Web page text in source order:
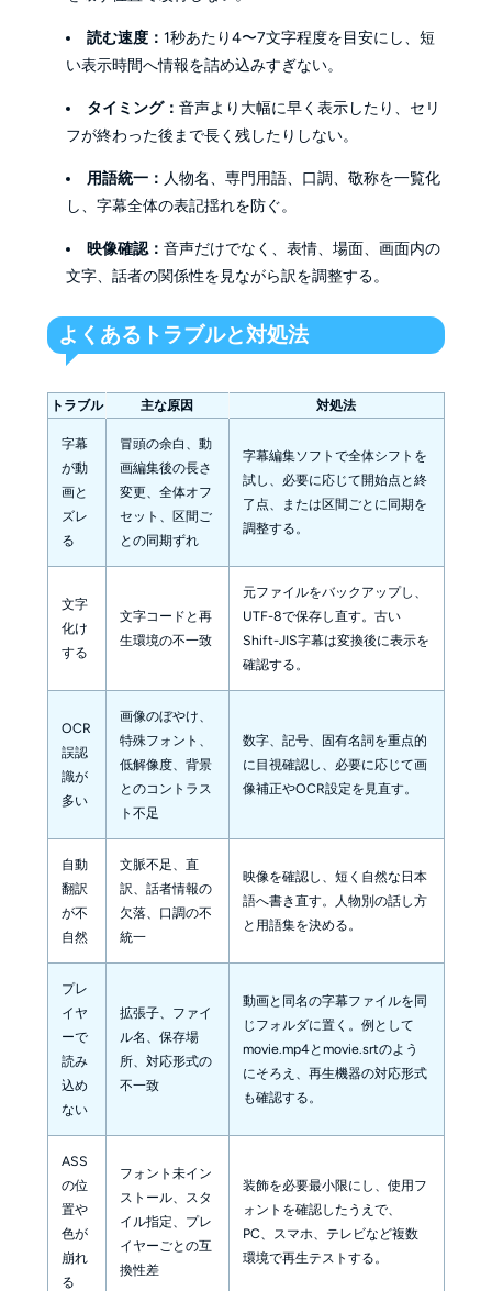
読む速度：1秒あたり4〜7文字程度を目安にし、短
い表示時間へ情報を詰め込みすぎない。
タイミング：音声より大幅に早く表示したり、セリ
フが終わった後まで長く残したりしない。
用語統一： 人物名、専門用語、口調、敬称を一覧化
し、字幕全体の表記揺れを防ぐ。
映像確認：音声だけでなく、表情、場面、画面内の
文字、話者の関係性を見ながら訳を調整する。
よくあるトラブルと対処法
トラブル 主な原因 対処法
字幕
が動
画と
ズレ
る
冒頭の余白、動
画編集後の長さ
変更、全体オフ
セット、区間ご
との同期ずれ
字幕編集ソフトで全体シフトを
試し、必要に応じて開始点と終
了点、または区間ごとに同期を
調整する。
文字
化け
する
文字コードと再
生環境の不一致
元ファイルをバックアップし、
UTF-8で保存し直す。古い
Shift-JIS字幕は変換後に表示を
確認する。
OCR
誤認
識が
多い
画像のぼやけ、
特殊フォント、
低解像度、背景
とのコントラス
ト不足
数字、記号、固有名詞を重点的
に目視確認し、必要に応じて画
像補正やOCR設定を見直す。
自動
翻訳
が不
自然
文脈不足、直
訳、話者情報の
欠落、口調の不
統一
映像を確認し、短く自然な日本
語へ書き直す。人物別の話し方
と用語集を決める。
プレ
イヤ
ーで
読み
込め
ない
拡張子、ファイ
ル名、保存場
所、対応形式の
不一致
動画と同名の字幕ファイルを同
じフォルダに置く。例として
movie.mp4とmovie.srtのよう
にそろえ、再生機器の対応形式
も確認する。
ASS
の位
置や
色が
崩れ
る
フォント未イン
ストール、スタ
イル指定、プレ
イヤーごとの互
換性差
装飾を必要最小限にし、使用フ
ォントを確認したうえで、
PC、スマホ、テレビなど複数
環境で再生テストする。